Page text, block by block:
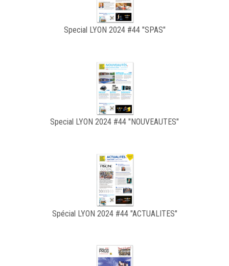
Special LYON 2024 #44 "SPAS"
Special LYON 2024 #44 "NOUVEAUTES"
Spécial LYON 2024 #44 "ACTUALITES"